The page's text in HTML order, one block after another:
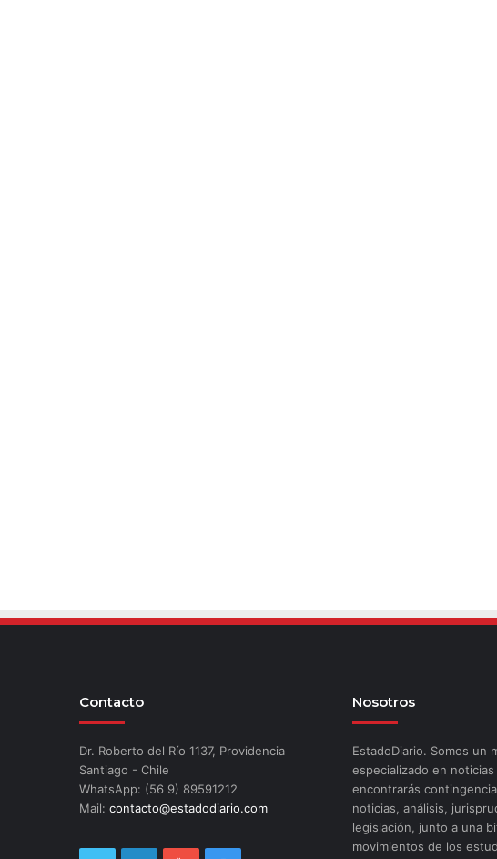
Contacto
Dr. Roberto del Río 1137, Providencia
Santiago - Chile
WhatsApp: (56 9) 89591212
Mail: contacto@estadodiario.com
Nosotros
EstadoDiario. Somos un
especializado en
encontrarás
noticias, análisis,
legislación, junto a una
movimientos de los